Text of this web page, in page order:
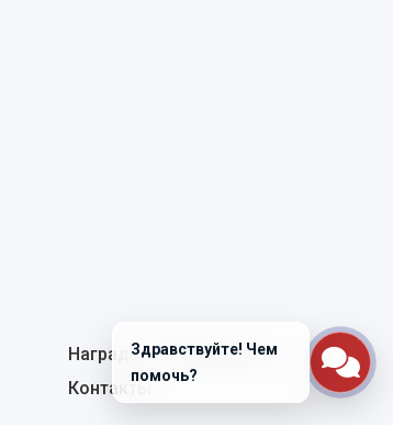
Награды и сертификаты
Контакты
Здравствуйте! Чем
помочь?